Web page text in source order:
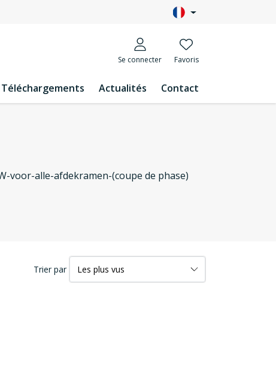
Se connecter Favoris
Téléchargements Actualités Contact
voor-alle-afdekramen-(coupe de phase)
Trier par